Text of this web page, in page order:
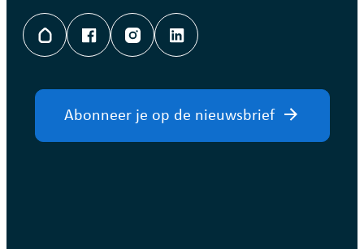
Hoplr FacebookInstagramLinkedIn
Abonneer je op de nieuwsbrief